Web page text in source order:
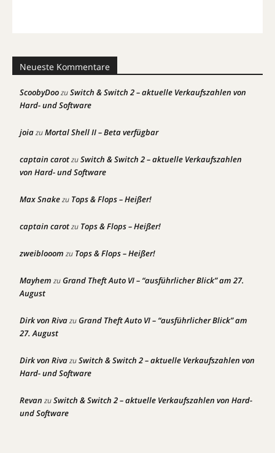
Neueste Kommentare
ScoobyDoozuSwitch & Switch 2 – aktuelle Verkaufszahlen von
Hard- und Software
joiazuMortal Shell II – Beta verfügbar
captain carotzuSwitch & Switch 2 – aktuelle Verkaufszahlen
von Hard- und Software
Max Snakezu Tops & Flops – Heißer!
captain carotzu Tops & Flops – Heißer!
zweiblooom zu Tops & Flops – Heißer!
Mayhem zuGrand Theft Auto VI – “ausführlicher Blick” am 27.
August
Dirk von RivazuGrand Theft Auto VI – “ausführlicher Blick” am
27. August
Dirk von RivazuSwitch & Switch 2 – aktuelle Verkaufszahlen von
Hard- und Software
Revan zuSwitch & Switch 2 – aktuelle Verkaufszahlen von Hard-
und Software